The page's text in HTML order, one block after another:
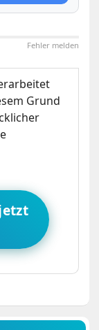
Fehler melden
Grund